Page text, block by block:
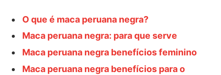
O que é maca peruana negra?
Maca peruana negra: para que serve
Maca peruana negra benefícios feminino
Maca peruana negra benefícios para o